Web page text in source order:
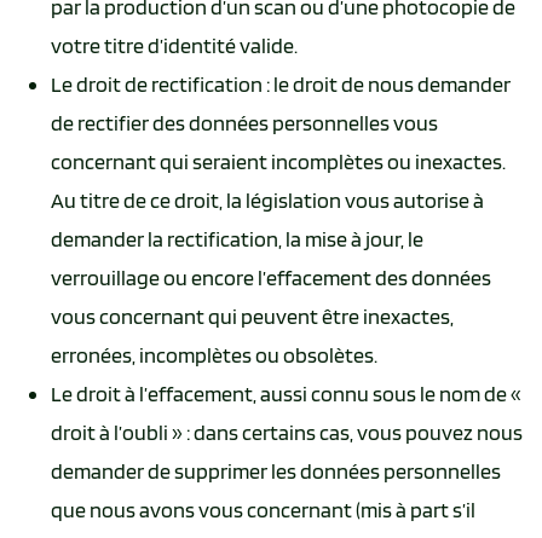
par la production d’un scan ou d’une photocopie de
votre titre d’identité valide.
Le droit de rectification : le droit de nous demander
de rectifier des données personnelles vous
concernant qui seraient incomplètes ou inexactes.
Au titre de ce droit, la législation vous autorise à
demander la rectification, la mise à jour, le
verrouillage ou encore l’effacement des données
vous concernant qui peuvent être inexactes,
erronées, incomplètes ou obsolètes.
Le droit à l’effacement, aussi connu sous le nom de «
droit à l’oubli » : dans certains cas, vous pouvez nous
demander de supprimer les données personnelles
que nous avons vous concernant (mis à part s’il